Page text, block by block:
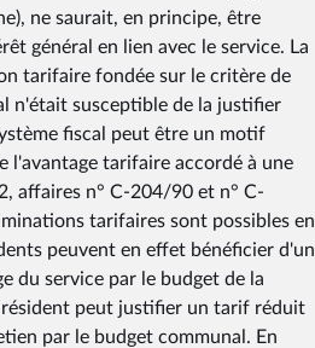
ne saurait, en principe, être
général en lien avec le service. La
tarifaire fondée sur le critère de
n'était susceptible de la justifier
fiscal peut être un motif
tarifaire accordé à une
affaires n° C-204/90 et n° C-
tarifaires sont possibles en
peuvent en effet bénéficier d'un
du service par le budget de la
résident peut justifier un tarif réduit
par le budget communal. En